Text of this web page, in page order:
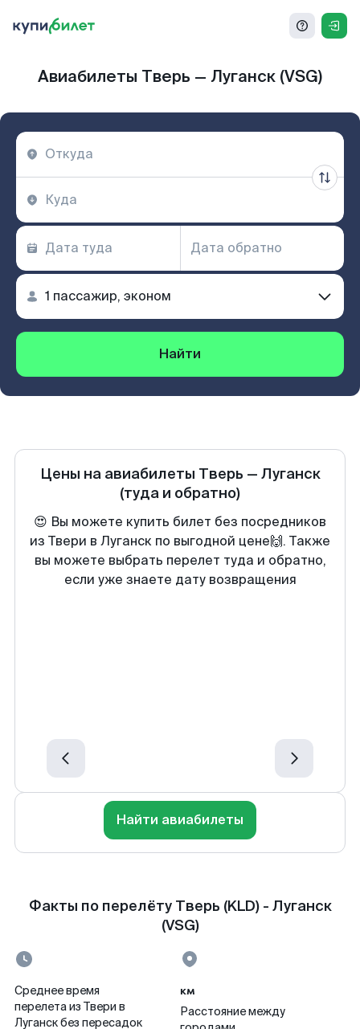
Авиабилеты Тверь — Луганск (VSG)
Найти
Цены на авиабилеты Тверь — Луганск
(туда и обратно)
😍 Вы можете купить билет без посредников
из Твери в Луганск по выгодной цене🙌. Также
вы можете выбрать перелет туда и обратно,
если уже знаете дату возвращения
Найти авиабилеты
Факты по перелёту Тверь (KLD) - Луганск
(VSG)
Среднее время
перелета из Твери в
Луганск без пересадок
км
Расстояние между